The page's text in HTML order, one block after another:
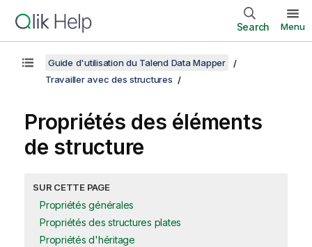
Search Menu
Guide d'utilisation du Talend Data Mapper
Travailler avec des structures
Propriétés des éléments
de structure
SUR CETTE PAGE
Propriétés générales
Propriétés des structures plates
Propriétés d'héritage